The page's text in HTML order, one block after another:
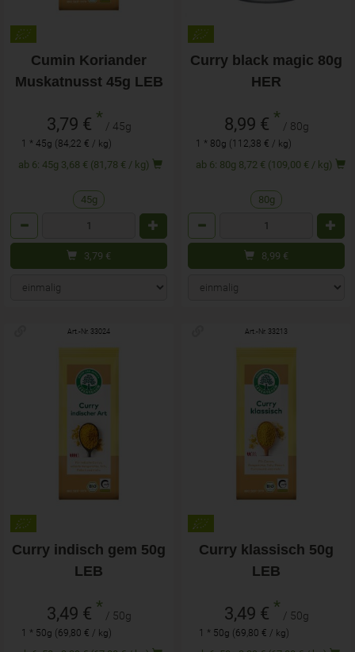
Cumin Koriander
Muskatnusst 45g LEB
3,79 € * / 45g
1 * 45g (84,22 € / kg)
ab 6: 45g 3,68 € (81,78 € / kg)
45g
3,79 €
Curry black magic 80g
HER
8,99 € * / 80g
1 * 80g (112,38 € / kg)
ab 6: 80g 8,72 € (109,00 € / kg)
80g
8,99 €
Art.-Nr. 33024
Curry indisch gem 50g
LEB
3,49 € * / 50g
1 * 50g (69,80 € / kg)
Art.-Nr. 33213
Curry klassisch 50g
LEB
3,49 € * / 50g
1 * 50g (69,80 € / kg)